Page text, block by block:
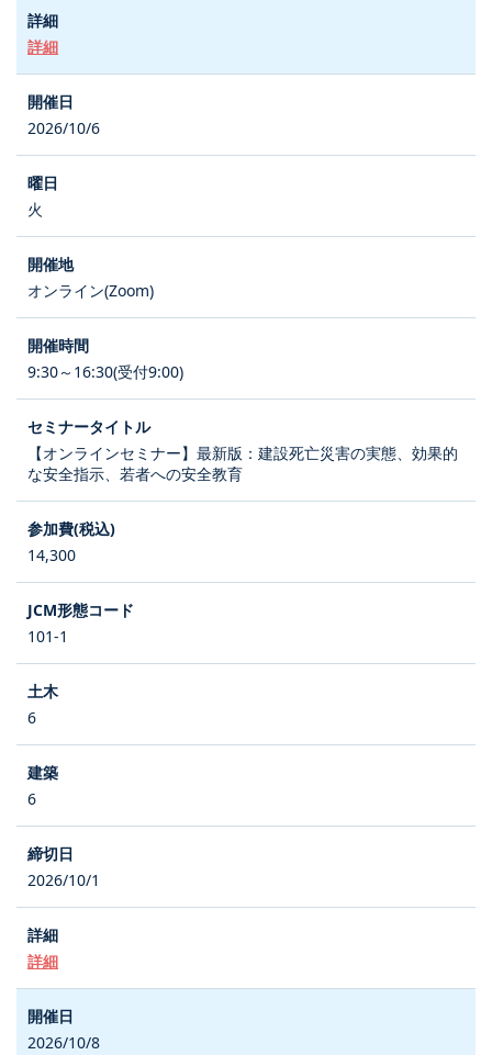
詳細
2026/10/6
火
オンライン(Zoom)
9:30～16:30(受付9:00)
【オンラインセミナー】最新版：建設死亡災害の実態、効果的
な安全指示、若者への安全教育
14,300
101-1
6
6
2026/10/1
詳細
2026/10/8